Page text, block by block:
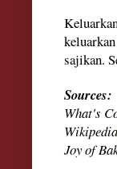
sajikan.
Sources:
What's
Joy of